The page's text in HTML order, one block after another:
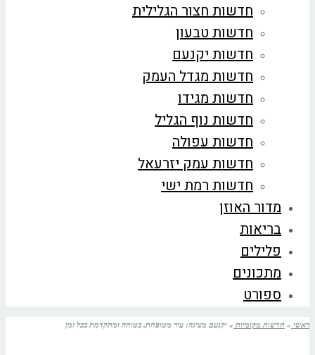
חדשות חצור הגלילית
חדשות טבעון
חדשות יקנעם
חדשות מגדל העמק
חדשות מגידו
חדשות נוף הגליל
חדשות עפולה
חדשות עמק יזרעאל
חדשות רמת ישי
מדור האוזן
בריאות
פלילים
מתכונים
ספורט
ראשי » חדשות מקומיות » יקנעם מציגה: עיר מטופחת, בטוחה ומתקדמת בכל זמן